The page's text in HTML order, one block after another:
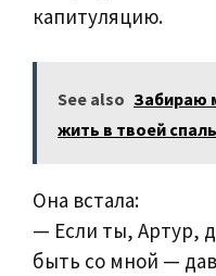
капитуляцию.
See also Забираю
жить в твоей
Она встала:
— Если ты, Артур,
быть со мной —